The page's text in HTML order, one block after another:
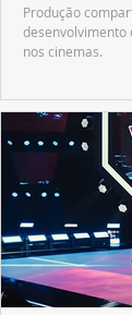
Produção
desenvolvimento
nos cinemas.